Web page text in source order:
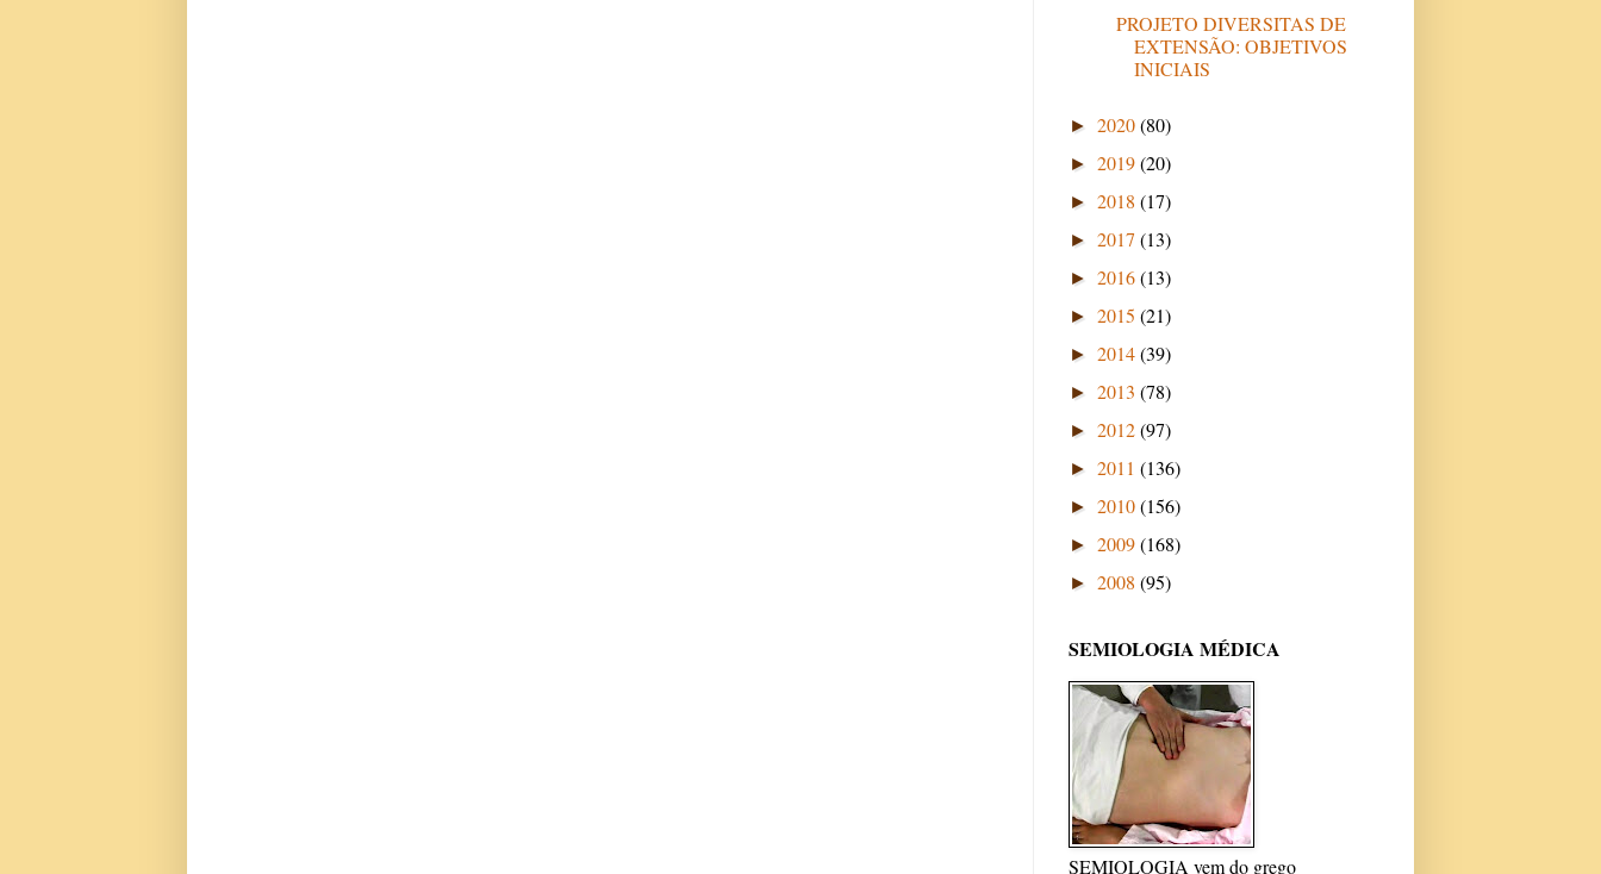
PROJETO DIVERSITAS DE
EXTENSÃO: OBJETIVOS
INICIAIS
► 2020(80)
► 2019(20)
► 2018 (17)
► 2017 (13)
► 2016(13)
► 2015 (21)
► 2014(39)
► 2013 (78)
► 2012(97)
► 2011 (136)
► 2010(156)
► 2009(168)
► 2008 (95)
SEMIOLOGIA MÉDICA
SEMIOLOGIA vem do grego